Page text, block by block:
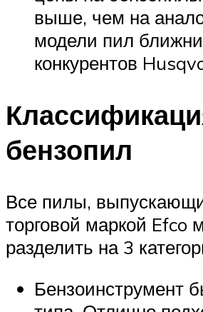
выше, чем на
модели пил
конкурентов
бензопил
Все пилы,
торговой маркой Efco
разделить на 3
Бензоинструмент